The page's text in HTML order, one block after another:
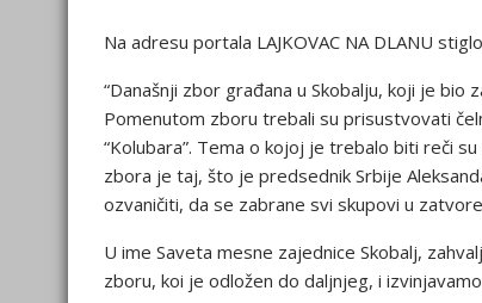
Na adresu portala LAJKOVAC NA DLANU
“Današnji zbor građana u Skobalju, koji je bio
Pomenutom zboru trebali su prisustvovati
“Kolubara”. Tema o kojoj je trebalo biti reči
zbora je taj, što je predsednik Srbije
ozvaničiti, da se zabrane svi skupovi u
U ime Saveta mesne zajednice Skobalj,
zboru, koi je odložen do daljnjeg, i